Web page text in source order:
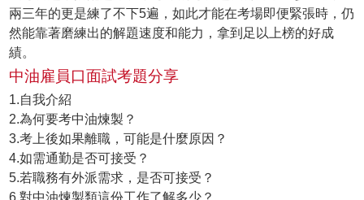
兩三年的更是練了不下5遍，如此才能在考場即便緊張時，仍
然能靠著磨練出的解題速度和能力，拿到足以上榜的好成
績。
中油雇員口面試考題分享
1.自我介紹
2.為何要考中油煉製？
3.考上後如果離職，可能是什麼原因？
4.如需通勤是否可接受？
5.若職務有外派需求，是否可接受？
6.對中油煉製類這份工作了解多少？